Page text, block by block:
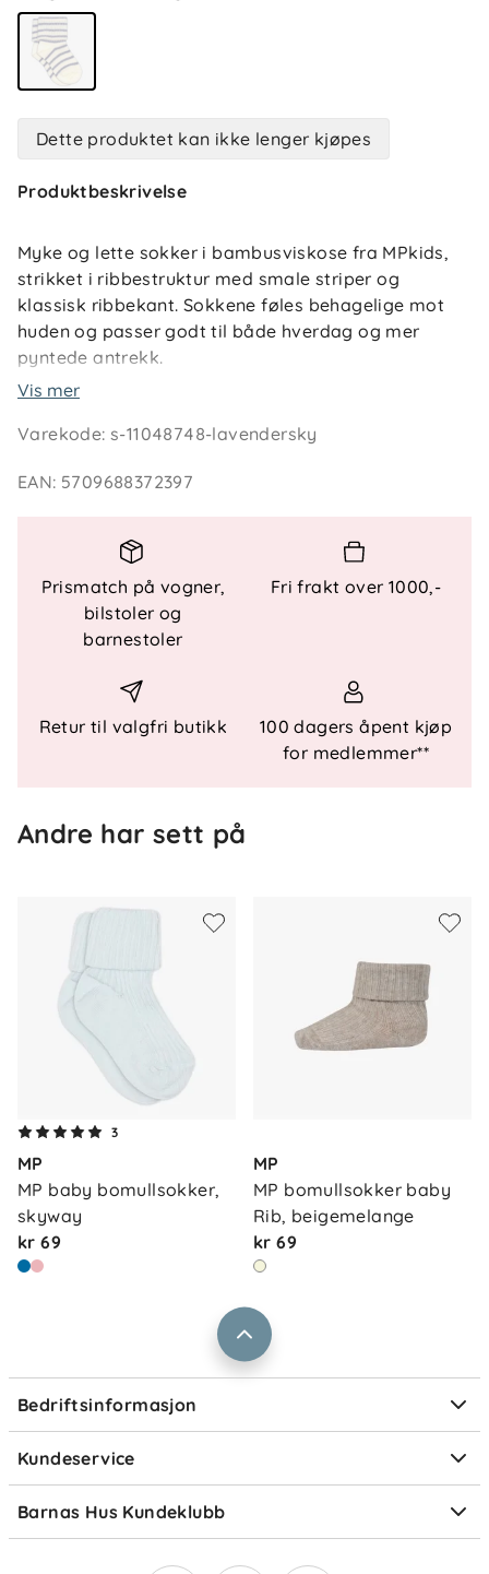
Dette produktet kan ikke lenger kjøpes
Produktbeskrivelse
Myke og lette sokker i bambusviskose fra MPkids,
strikket i ribbestruktur med smale striper og
klassisk ribbekant. Sokkene føles behagelige mot
huden og passer godt til både hverdag og mer
pyntede antrekk.
korrekt hæl med 90° vinkel, samt forsterket hæl og
Myk og lett kvalitet i bambusviskose
Ribbestrikket struktur med smale striper
Klassisk ribbekant
Anatomisk korrekt hæl for optimal passform
Designet i Danmark – produsert i Latvia
Sertifiseringer
Materiale
Vedlikehold
Vaskes på vrangen før bruk.
Anbefalt vask: 40 °C normal maskinvask.
Må ikke blekes, tørketromles, strykes eller renses.
Vis mer
Varekode:s-11048748-lavendersky
EAN: 5709688372397
Prismatch på vogner,
bilstoler og
barnestoler
Fri frakt over 1000,-
Retur til valgfri butikk
100 dagers åpent kjøp
for medlemmer**
Andre har sett på
3
MP
MP baby bomullsokker,
skyway
kr 69
MP
MP bomullsokker baby
Rib, beigemelange
kr 69
Bedriftsinformasjon
Om oss
Våre butikker
Vårt samfunnsansvar
Jobbe i Barnas Hus
Størrelsesguider
Kundeservice
Kontakt oss
Frakt og levering
Retur og reklamasjon
Salgsbetingelser
Ofte stilte spørsmål
Om Klarna
Barnas Hus Kundeklubb
Medlemsvilkår